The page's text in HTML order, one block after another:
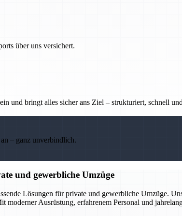
über uns versichert.
und bringt alles sicher ans Ziel – strukturiert, schnell
– ganz unverbindlich.
und gewerbliche Umzüge
Lösungen für private und gewerbliche Umzüge.
Ausrüstung, erfahrenem Personal und